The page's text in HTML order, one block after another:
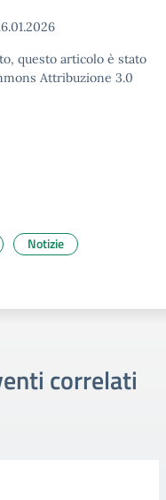
questo articolo è stato
Attribuzione 3.0
Notizie
correlati